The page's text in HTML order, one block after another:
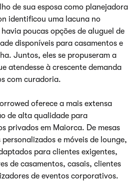
de sua esposa como planejadora
identificou uma lacuna no
poucas opções de aluguel de
disponíveis para casamentos e
Juntos, eles se propuseram a
atendesse à crescente demanda
com curadoria.
oferece a mais extensa
de alta qualidade para
privados em Maiorca. De mesas
e móveis de lounge,
para clientes exigentes,
de casamentos, casais, clientes
de eventos corporativos.